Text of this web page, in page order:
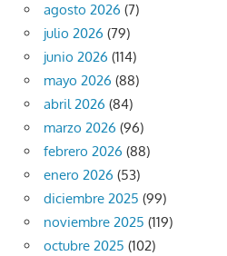
agosto 2026 (7)
julio 2026 (79)
junio 2026 (114)
mayo 2026 (88)
abril 2026 (84)
marzo 2026 (96)
febrero 2026 (88)
enero 2026 (53)
diciembre 2025 (99)
noviembre 2025 (119)
octubre 2025 (102)